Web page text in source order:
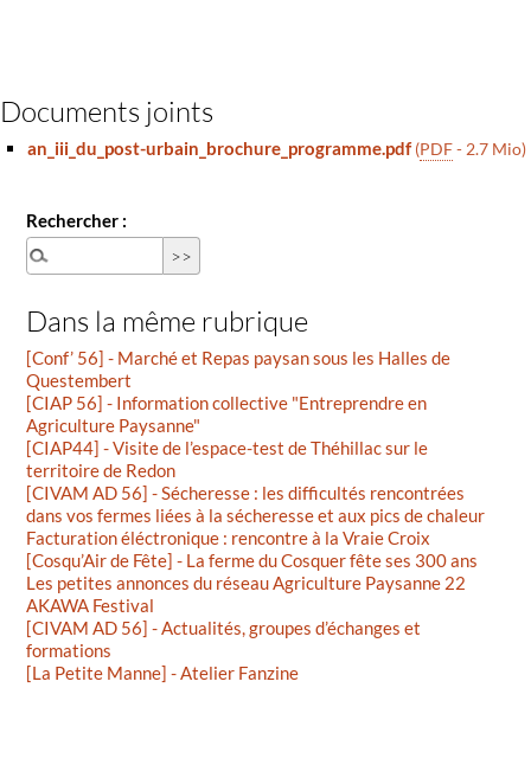
Documents joints
an_iii_du_post-urbain_brochure_programme.pdf (PDF-2.7 Mio)
Rechercher :
Dans la même rubrique
[Conf’ 56] - Marché et Repas paysan sous les Halles de
Questembert
[CIAP 56] - Information collective "Entreprendre en
Agriculture Paysanne"
[CIAP44] - Visite de l’espace-test de Théhillac sur le
territoire de Redon
[CIVAM AD 56] - Sécheresse : les difficultés rencontrées
dans vos fermes liées à la sécheresse et aux pics de chaleur
Facturation éléctronique : rencontre à la Vraie Croix
[Cosqu’Air de Fête] - La ferme du Cosquer fête ses 300 ans
Les petites annonces du réseau Agriculture Paysanne 22
AKAWA Festival
[CIVAM AD 56] - Actualités, groupes d’échanges et
formations
[La Petite Manne] - Atelier Fanzine